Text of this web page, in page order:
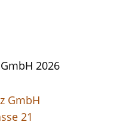
2026
GmbH
21